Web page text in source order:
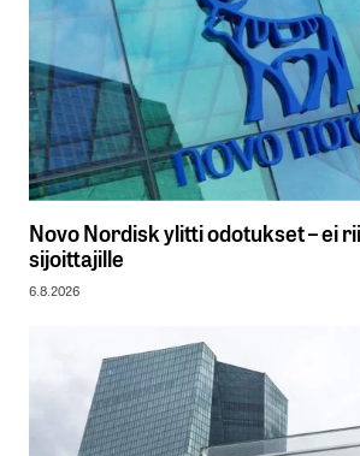
Novo Nordisk ylitti odotukset – ei
sijoittajille
6.8.2026